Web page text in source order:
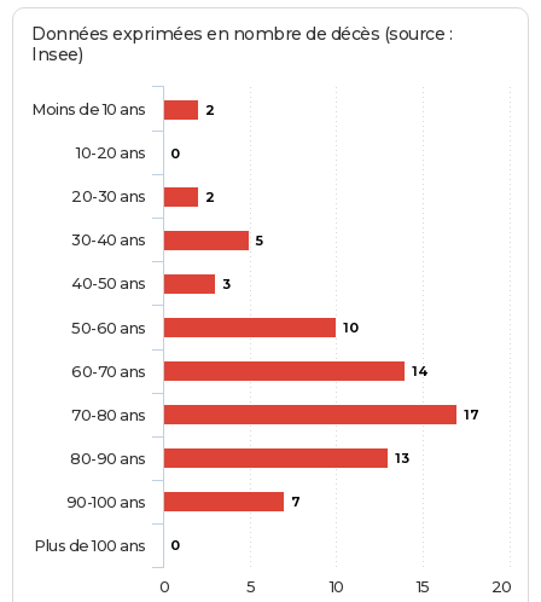
Données exprimées en nombre de décès (source :
Insee)
2
0
2
5
3
10
14
17
13
7
0
Moins de 10 ans
10-20 ans
20-30 ans
30-40 ans
40-50 ans
50-60 ans
60-70 ans
70-80 ans
80-90 ans
90-100 ans
Plus de 100 ans
0 5 10 15 20